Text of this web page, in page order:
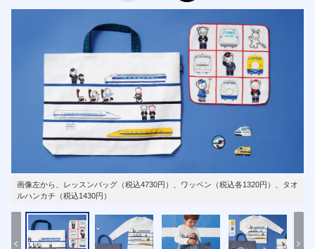
画像左から、レッスンバッグ（税込4730円）、ワッペン（税込各1320円）、タオ
ルハンカチ（税込1430円）